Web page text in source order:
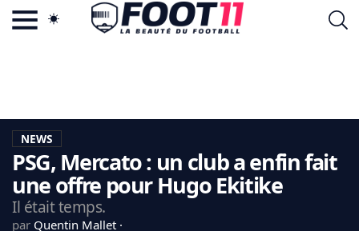
LA CHARTE
VIE PRIVÉE
CGU
CONTACTEZ-NOUS
NEWS
PSG, Mercato : un club a enfin fait
une offre pour Hugo Ekitike
Il était temps.
par Quentin Mallet